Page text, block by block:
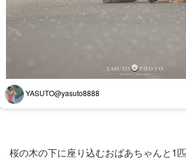
YASUTO@yasuto8888
桜の木の下に座り込むおばあちゃんと1匹